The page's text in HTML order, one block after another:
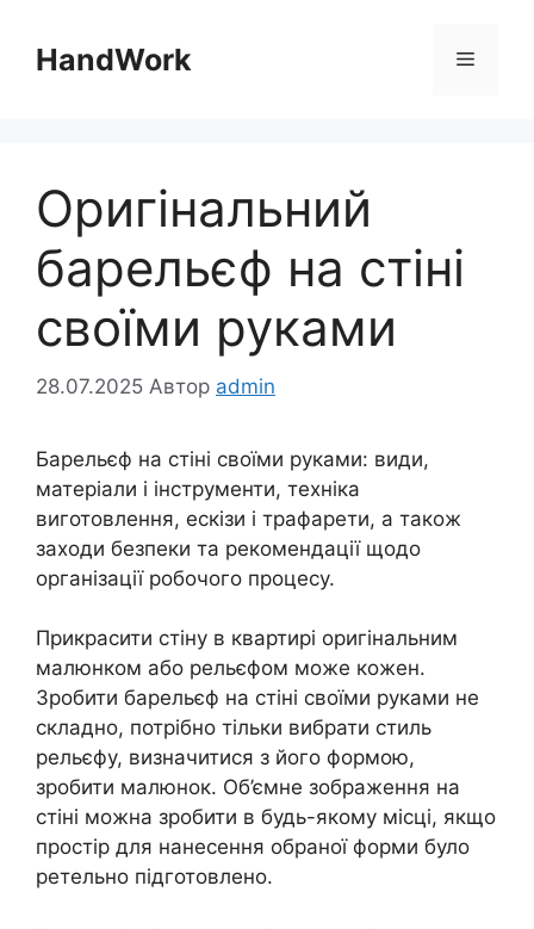
вмістуHandWork Меню
Оригінальний
барельєф на стіні
своїми руками
28.07.2025 Автор admin
Барельєф на стіні своїми руками: види,
матеріали і інструменти, техніка
виготовлення, ескізи і трафарети, а також
заходи безпеки та рекомендації щодо
організації робочого процесу.
Прикрасити стіну в квартирі оригінальним
малюнком або рельєфом може кожен.
Зробити барельєф на стіні своїми руками не
складно, потрібно тільки вибрати стиль
рельєфу, визначитися з його формою,
зробити малюнок. Об’ємне зображення на
стіні можна зробити в будь-якому місці, якщо
простір для нанесення обраної форми було
ретельно підготовлено.